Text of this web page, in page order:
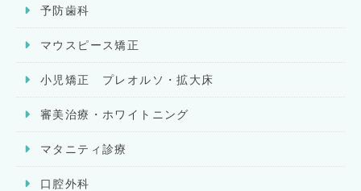
予防歯科
マウスピース矯正
小児矯正 プレオルソ・拡大床
審美治療・ホワイトニング
マタニティ診療
口腔外科